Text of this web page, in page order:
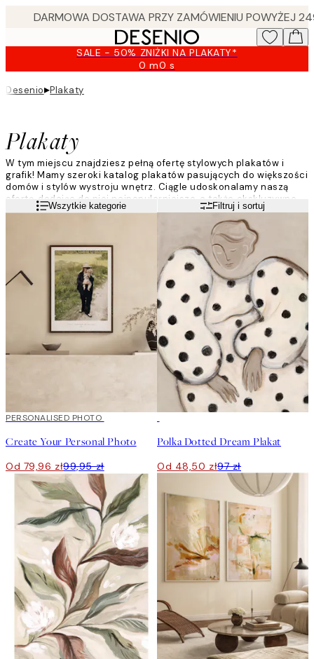
SALE - 50% ZNIŻKI NA PLAKATY*
0 m0 s
Ważny
Desenio▸Plakaty
Plakaty
W tym miejscu znajdziesz pełną ofertę stylowych plakatów i
grafik! Mamy szeroki katalog plakatów pasujących do większości
domów i stylów wystroju wnętrz. Ciągle udoskonalamy naszą
ofertę, dodając do niej najpopularniejsze, a także ekskluzywne
wzory plakatów. Dzięki temu zawsze znajdziesz u nas coś dla
siebie. Odśwież wygląd swoich ścian i ozdób je modnymi
Czytaj więcejWszytkie kategorie Filtruj i sortuj
20%*Stwórz Sztukę
PERSONALISED PHOTO
Create Your Personal Photo
Od 79,96 zł99,95 zł
Polka Dotted Dream Plakat
Od 48,50 zł97 zł